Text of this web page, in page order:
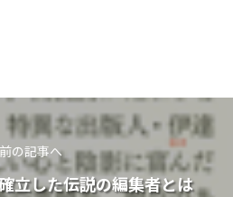
前の記事へ
立した伝説の編集者とは